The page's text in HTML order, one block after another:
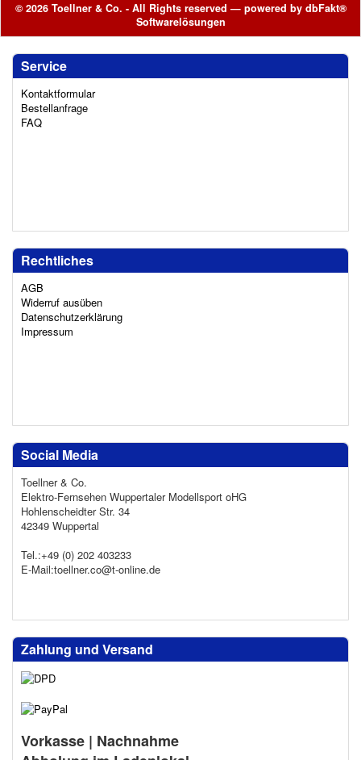
© 2026 Toellner & Co. - All Rights reserved — powered by dbFakt®
Softwarelösungen
Service
Kontaktformular
Bestellanfrage
FAQ
Rechtliches
AGB
Widerruf ausüben
Datenschutzerklärung
Impressum
Social Media
Toellner & Co.
Elektro-Fernsehen Wuppertaler Modellsport oHG
Hohlenscheidter Str. 34
42349 Wuppertal
Tel.:+49 (0) 202 403233
E-Mail:toellner.co@t-online.de
Zahlung und Versand
Vorkasse | Nachnahme